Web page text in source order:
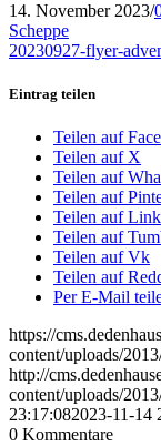
14. November 2023/
Scheppe
20230927-flyer-
Eintrag teilen
Teilen auf
Teilen auf X
Teilen auf
Teilen auf
Teilen auf
Teilen auf
Teilen auf Vk
Teilen auf
Per E-Mail
https://
content/uploads/
http://
content/uploads/
23:17:082023-11-14
0 Kommentare